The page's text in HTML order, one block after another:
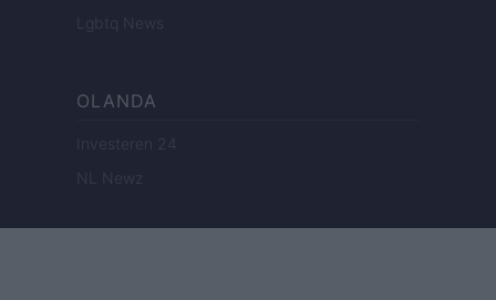
Lgbtq News
OLANDA
Investeren 24
NL Newz